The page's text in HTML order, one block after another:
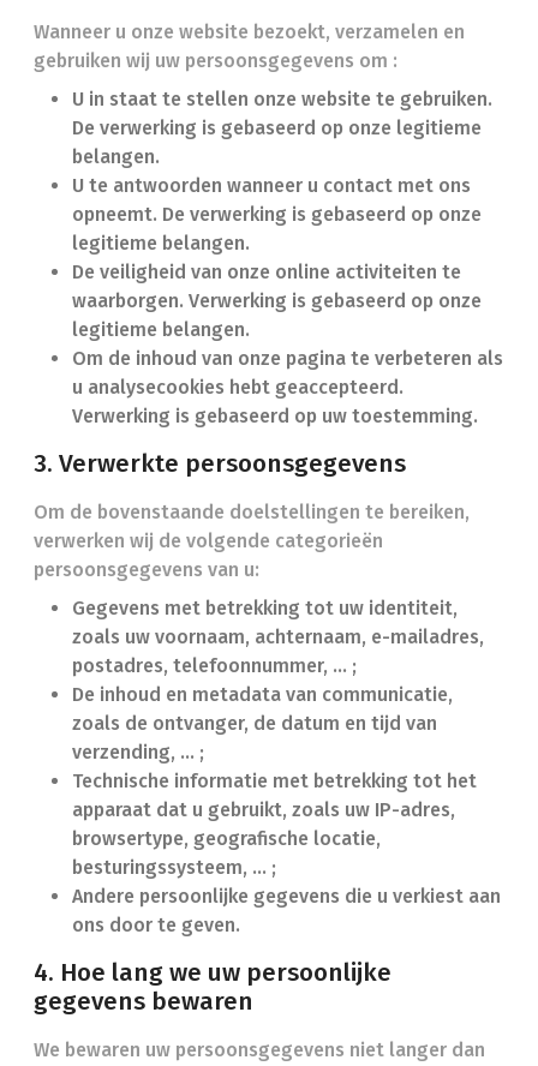
Wanneer u onze website bezoekt, verzamelen en
gebruiken wij uw persoonsgegevens om :
U in staat te stellen onze website te gebruiken.
De verwerking is gebaseerd op onze legitieme
belangen.
U te antwoorden wanneer u contact met ons
opneemt. De verwerking is gebaseerd op onze
legitieme belangen.
De veiligheid van onze online activiteiten te
waarborgen. Verwerking is gebaseerd op onze
legitieme belangen.
Om de inhoud van onze pagina te verbeteren als
u analysecookies hebt geaccepteerd.
Verwerking is gebaseerd op uw toestemming.
3. Verwerkte persoonsgegevens
Om de bovenstaande doelstellingen te bereiken,
verwerken wij de volgende categorieën
persoonsgegevens van u:
Gegevens met betrekking tot uw identiteit,
zoals uw voornaam, achternaam, e-mailadres,
postadres, telefoonnummer, ... ;
De inhoud en metadata van communicatie,
zoals de ontvanger, de datum en tijd van
verzending, … ;
Technische informatie met betrekking tot het
apparaat dat u gebruikt, zoals uw IP-adres,
browsertype, geografische locatie,
besturingssysteem, … ;
Andere persoonlijke gegevens die u verkiest aan
ons door te geven.
4. Hoe lang we uw persoonlijke
gegevens bewaren
We bewaren uw persoonsgegevens niet langer dan